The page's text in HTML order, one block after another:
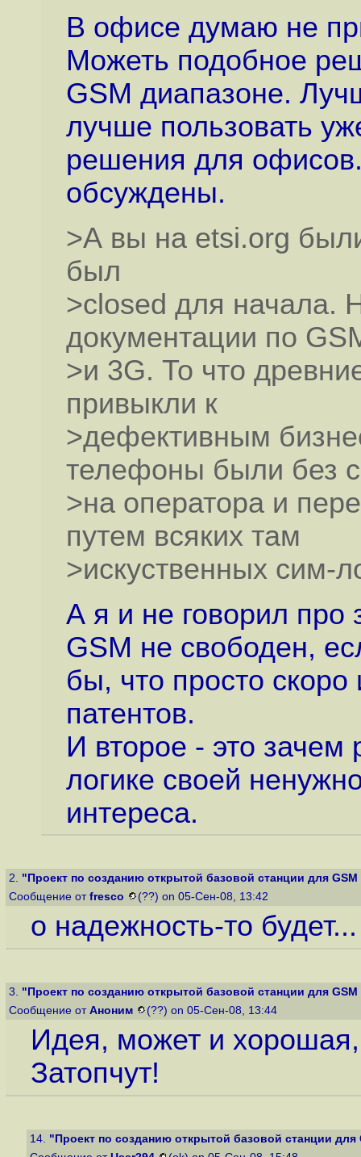
В офисе думаю не
Можеть подобное
GSM диапазоне.
лучше пользовать
решения для
обсуждены.
>А вы на etsi.org
был
>closed для начала.
документации по
>и 3G. То что
привыкли к
>дефективным
телефоны были без
>на оператора и
путем всяких там
>искуственных сим-
А я и не говорил про
GSM не свободен,
бы, что просто скоро
патентов.
И второе - это зачем
логике своей
интереса.
2. "Проект по созданию открытой базовой станции для GSM
Сообщение от fresco (??) on 05-Сен-08, 13:42
о надежность-то будет...
3. "Проект по созданию открытой базовой станции для GSM
Сообщение от Аноним (??) on 05-Сен-08, 13:44
Идея, может и
Затопчут!
14. "Проект по созданию открытой базовой станции для